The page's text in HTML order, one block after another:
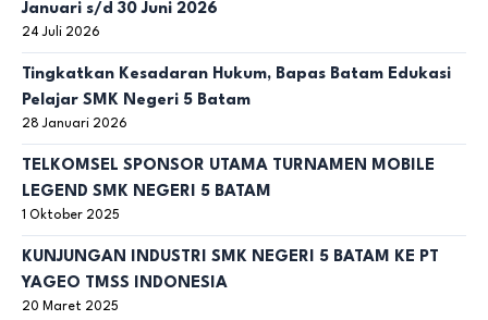
Januari s/d 30 Juni 2026
24 Juli 2026
Tingkatkan Kesadaran Hukum, Bapas Batam Edukasi
Pelajar SMK Negeri 5 Batam
28 Januari 2026
TELKOMSEL SPONSOR UTAMA TURNAMEN MOBILE
LEGEND SMK NEGERI 5 BATAM
1 Oktober 2025
KUNJUNGAN INDUSTRI SMK NEGERI 5 BATAM KE PT
YAGEO TMSS INDONESIA
20 Maret 2025